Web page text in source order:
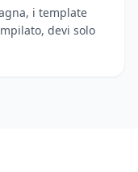
i template
devi solo